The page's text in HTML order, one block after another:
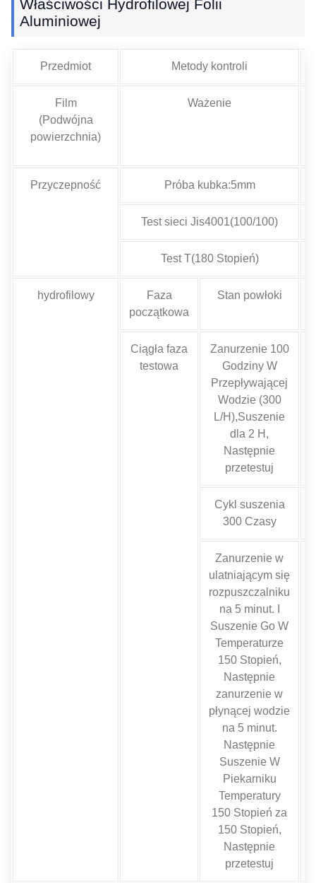
Właściwości Hydrofilowej Folii
Aluminiowej
Przedmiot Metody kontroli
Film
(Podwójna
powierzchnia)
Ważenie
Przyczepność Próba kubka:5mm
Test sieci Jis4001(100/100)
Test T(180 Stopień)
hydrofilowy
Faza
początkowa
Stan powłoki
Ciągła faza
testowa
Zanurzenie 100
Godziny W
Przepływającej
Wodzie (300
L/H),Suszenie
dla 2 H,
Następnie
przetestuj
Cykl suszenia
300 Czasy
Zanurzenie w
ulatniającym się
rozpuszczalniku
na 5 minut. I
Suszenie Go W
Temperaturze
150 Stopień,
Następnie
zanurzenie w
płynącej wodzie
na 5 minut.
Następnie
Suszenie W
Piekarniku
Temperatury
150 Stopień za
150 Stopień,
Następnie
przetestuj